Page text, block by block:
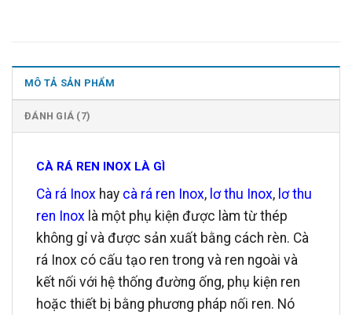
MÔ TẢ SẢN PHẨM
ĐÁNH GIÁ (7)
CÀ RÁ REN INOX LÀ GÌ
Cà rá Inox hay cà rá ren Inox, lơ thu Inox, lơ thu
ren Inox là một phụ kiện được làm từ thép
không gỉ và được sản xuất bằng cách rèn. Cà
rá Inox có cấu tạo ren trong và ren ngoài và
kết nối với hệ thống đường ống, phụ kiện ren
hoặc thiết bị bằng phương pháp nối ren. Nó